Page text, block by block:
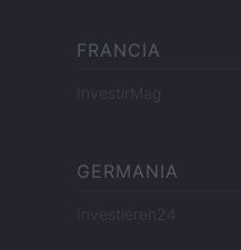
FRANCIA
InvestirMag
GERMANIA
Investieren24